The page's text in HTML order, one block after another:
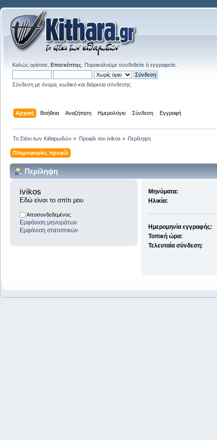
Καλώς ορίσατε, Επισκέπτης . Παρακαλούμε συνδεθείτε ή εγγραφείτε
Σύνδεση με όνομα, κωδικό και διάρκεια σύνδεσης
Αρχική Βοήθεια Αναζήτηση Ημερολόγιο Σύνδεση Εγγραφή
Το Στέκι των Κιθαρωδών » Προφίλ του ivikos » Περίληψη
Πληροφορίες προφίλ
Περίληψη
ivikos
Εδώ είναι το σπίτι μου
Αποσυνδεδεμένος
Εμφάνιση μηνυμάτων
Εμφάνιση στατιστικών
Μηνύματα:
Ηλικία:
Ημερομηνία εγγραφής:
Τοπική ώρα:
Τελευταία σύνδεση: